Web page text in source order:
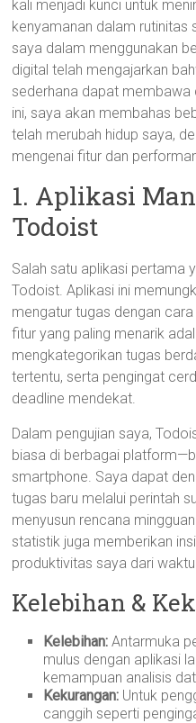
kali menjadi kunci untuk
kenyamanan dalam rutinitas
saya dalam menggunakan
digital telah mengajarkan
sederhana dapat membawa
ini, saya akan membahas
telah merubah hidup saya,
mengenai fitur dan
1. Aplikasi
Todoist
Salah satu aplikasi pertama
Todoist. Aplikasi ini
mengatur tugas dengan
fitur yang paling menarik
mengkategorikan tugas
tertentu, serta pengingat
deadline mendekat.
Dalam pengujian saya,
biasa di berbagai
smartphone. Saya dapat
tugas baru melalui perintah
menyusun rencana
statistik juga memberikan
produktivitas saya dari
Kelebihan &
Kelebihan: Antarmuka
mulus dengan aplikasi
kemampuan analisis
Kekurangan: Untuk
canggih seperti